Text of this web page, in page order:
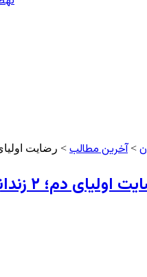
>آخرین مطالب > رضایت اولیای دم؛ ۲ زندانی از
دم؛ ۲ زندانی از اعدام رهایی یافتند